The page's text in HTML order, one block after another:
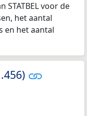
voor de
het aantal
en het aantal